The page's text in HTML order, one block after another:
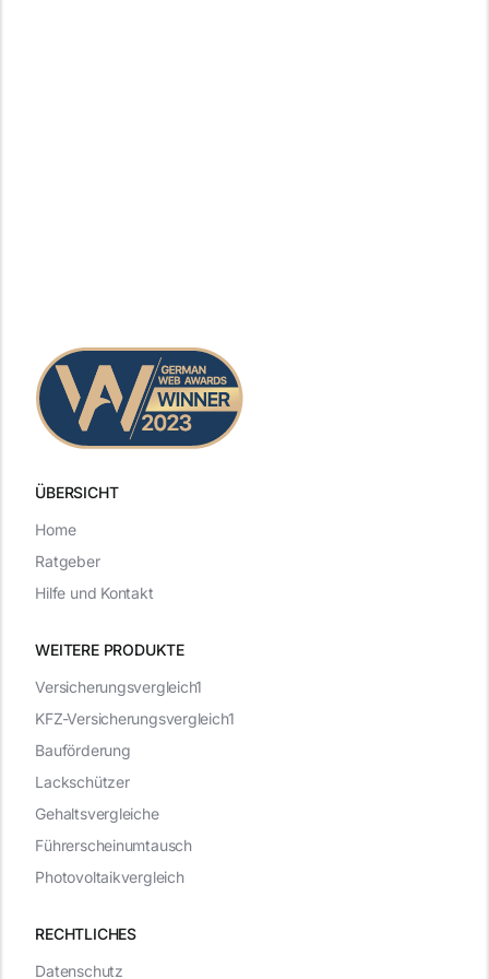
ÜBERSICHT
WEITERE PRODUKTE
RECHTLICHES
Datenschutz
Versicherungsvergleich1
KFZ-Versicherungsvergleich1
Bauförderung
Lackschützer
Gehaltsvergleiche
Führerscheinumtausch
Photovoltaikvergleich
Home
Ratgeber
Hilfe und Kontakt